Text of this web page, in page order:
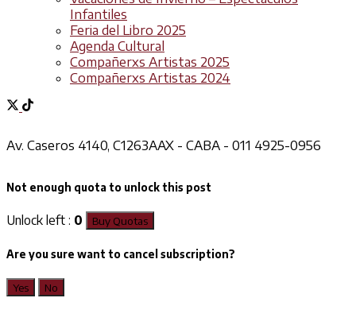
Infantiles
Feria del Libro 2025
Agenda Cultural
Compañerxs Artistas 2025
Compañerxs Artistas 2024
Av. Caseros 4140, C1263AAX - CABA - 011 4925-0956
Not enough quota to unlock this post
Unlock left : 0 Buy Quotas
Are you sure want to cancel subscription?
Yes No